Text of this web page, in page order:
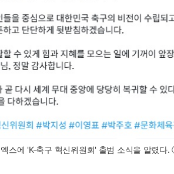
스에 'K-축구 혁신위원회' 출범 소식을 알렸다